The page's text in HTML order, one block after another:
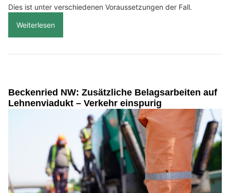
Dies ist unter verschiedenen Voraussetzungen der Fall.
Weiterlesen
Beckenried NW: Zusätzliche Belagsarbeiten auf
Lehnenviadukt – Verkehr einspurig